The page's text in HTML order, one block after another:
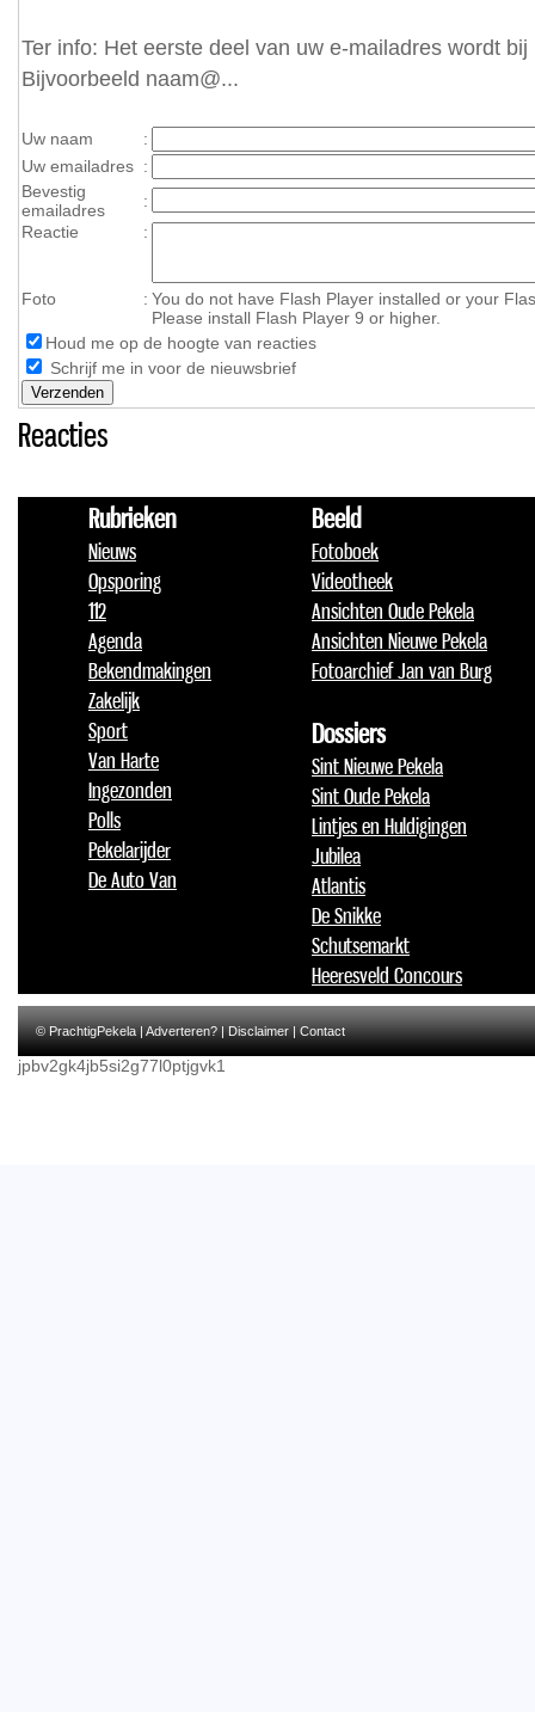
Ter info: Het eerste deel van uw e-mailadres wordt
Bijvoorbeeld naam@...
Uw naam
:
Uw emailadres :
Bevestig
emailadres
:
Reactie
:
Foto : You do not have Flash Player installed or your
Please install Flash Player 9 or higher.
Houd me op de hoogte van reacties
Schrijf me in voor de nieuwsbrief
Reacties
Rubrieken
Nieuws
Opsporing
112
Agenda
Bekendmakingen
Zakelijk
Sport
Van Harte
Ingezonden
Polls
Pekelarijder
De Auto Van
Beeld
Fotoboek
Videotheek
Ansichten Oude Pekela
Ansichten Nieuwe Pekela
Fotoarchief Jan van Burg
Dossiers
Sint Nieuwe Pekela
Sint Oude Pekela
Lintjes en Huldigingen
Jubilea
Atlantis
De Snikke
Schutsemarkt
Heeresveld Concours
© PrachtigPekela |Adverteren?|Disclaimer|Contact
jpbv2gk4jb5si2g77l0ptjgvk1